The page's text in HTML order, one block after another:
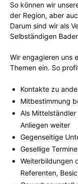
So können wir
der Region, aber
Darum sind wir als
Selbständigen
Wir engagieren uns
Themen ein. So
Kontakte zu
Mitbestimmung
Als
Anliegen weiter
Gegenseitige
Gesellige
Weiterbildungen
Referenten,